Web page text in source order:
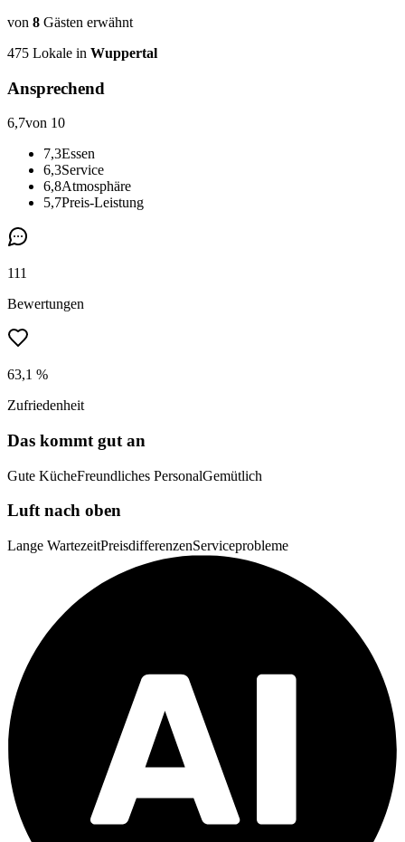
von 8 Gästen erwähnt
475 Lokale in Wuppertal
Ansprechend
6,7von 10
7,3Essen
6,3Service
6,8Atmosphäre
5,7Preis-Leistung
111
Bewertungen
63,1 %
Zufriedenheit
Das kommt gut an
Gute KücheFreundliches PersonalGemütlich
Luft nach oben
Lange WartezeitPreisdifferenzenServiceprobleme